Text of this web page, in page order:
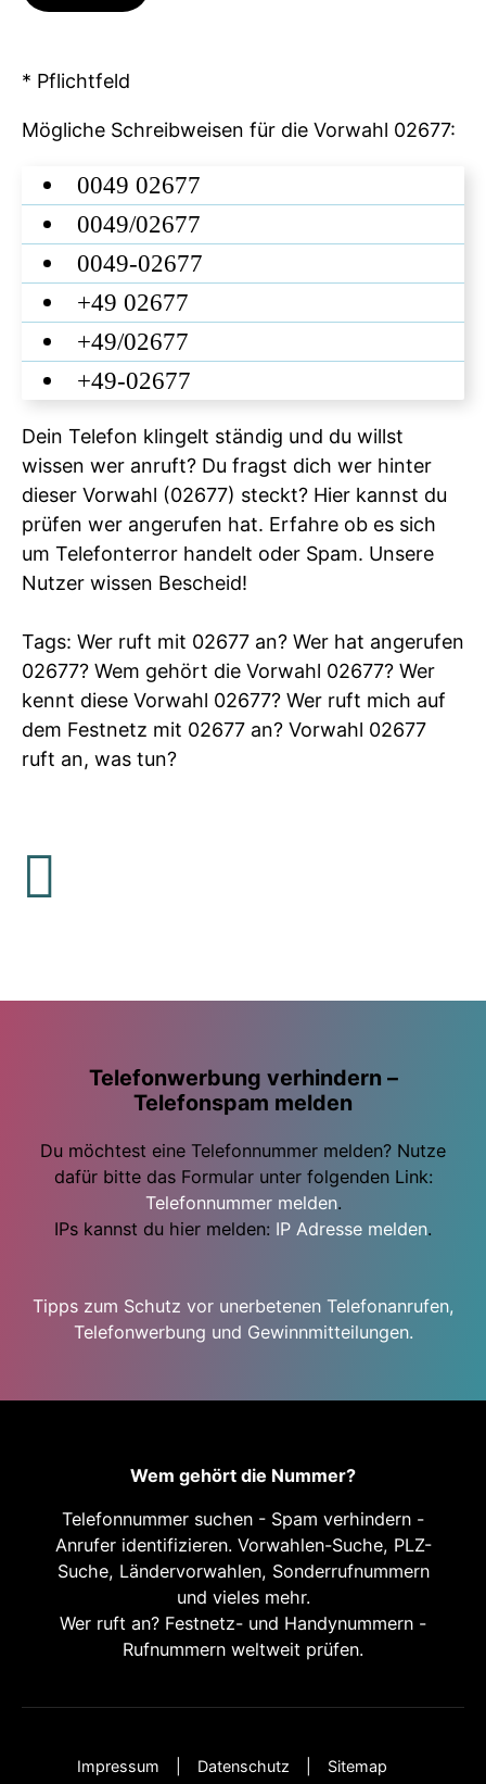
* Pflichtfeld
Mögliche Schreibweisen für die Vorwahl 02677:
0049 02677
0049/02677
0049-02677
+49 02677
+49/02677
+49-02677
Dein Telefon klingelt ständig und du willst
wissen wer anruft? Du fragst dich wer hinter
dieser Vorwahl (02677) steckt? Hier kannst du
prüfen wer angerufen hat. Erfahre ob es sich
um Telefonterror handelt oder Spam. Unsere
Nutzer wissen Bescheid!
Tags: Wer ruft mit 02677 an? Wer hat angerufen
02677? Wem gehört die Vorwahl 02677? Wer
kennt diese Vorwahl 02677? Wer ruft mich auf
dem Festnetz mit 02677 an? Vorwahl 02677
ruft an, was tun?
Telefonwerbung verhindern –
Telefonspam melden
Du möchtest eine Telefonnummer melden? Nutze
dafür bitte das Formular unter folgenden Link:
Telefonnummer melden.
IPs kannst du hier melden: IP Adresse melden.
Tipps zum Schutz vor unerbetenen Telefonanrufen,
Telefonwerbung und Gewinnmitteilungen.
Wem gehört die Nummer?
Telefonnummer suchen - Spam verhindern -
Anrufer identifizieren. Vorwahlen-Suche, PLZ-
Suche, Ländervorwahlen, Sonderrufnummern
und vieles mehr.
Wer ruft an? Festnetz- und Handynummern -
Rufnummern weltweit prüfen.
Impressum Datenschutz Sitemap